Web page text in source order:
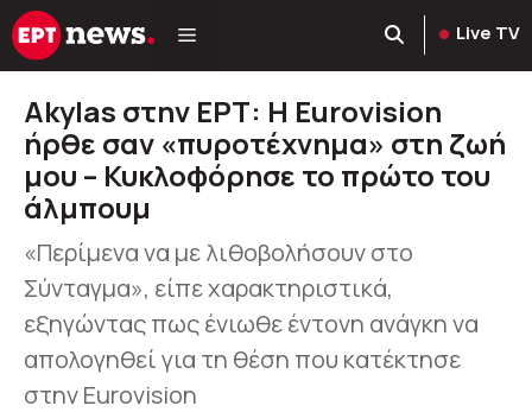
Μετάβαση
σε
Live TV
Akylas στην ΕΡΤ: Η Eurovision
ήρθε σαν «πυροτέχνημα» στη ζωή
μου – Κυκλοφόρησε το πρώτο του
άλμπουμ
«Περίμενα να με λιθοβολήσουν στο
Σύνταγμα», είπε χαρακτηριστικά,
εξηγώντας πως ένιωθε έντονη ανάγκη να
απολογηθεί για τη θέση που κατέκτησε
στην Eurovision